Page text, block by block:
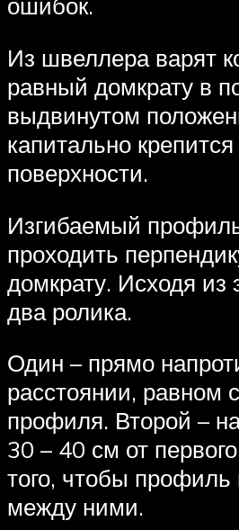
Из швеллера варят
равный домкрату в
выдвинутом
капитально
поверхности.
Изгибаемый
проходить
домкрату. Исходя из
два ролика.
Один – прямо
расстоянии, равном
профиля. Второй –
30 – 40 см от
того, чтобы профиль
между ними.